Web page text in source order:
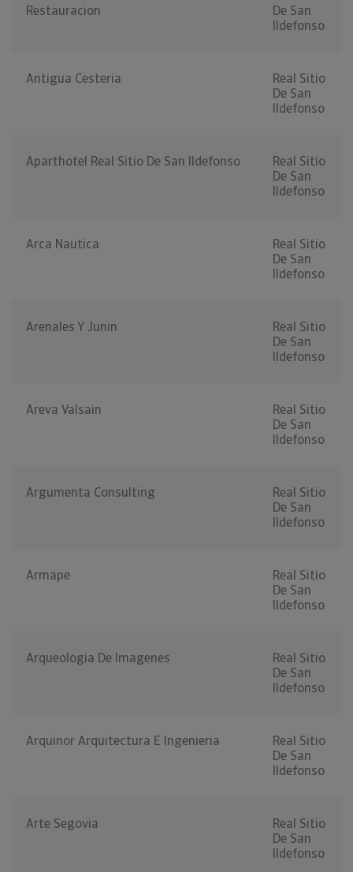
Restauracion
De San
Ildefonso
Antigua Cesteria
Real Sitio
De San
Ildefonso
Aparthotel Real Sitio De San Ildefonso
Real Sitio
De San
Ildefonso
Arca Nautica
Real Sitio
De San
Ildefonso
Arenales Y Junin
Real Sitio
De San
Ildefonso
Areva Valsain
Real Sitio
De San
Ildefonso
Argumenta Consulting
Real Sitio
De San
Ildefonso
Armape
Real Sitio
De San
Ildefonso
Arqueologia De Imagenes
Real Sitio
De San
Ildefonso
Arquinor Arquitectura E Ingenieria
Real Sitio
De San
Ildefonso
Arte Segovia
Real Sitio
De San
Ildefonso